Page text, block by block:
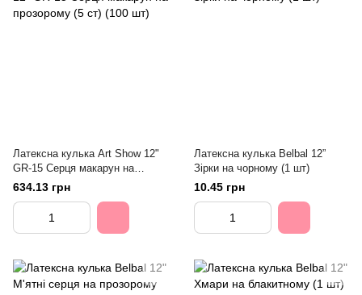
Латексна кулька Art Show 12"
GR-15 Серця макарун на
прозорому (5 ст) (100 шт)
634.13 грн
Латексна кулька Belbal 12”
Зірки на чорному (1 шт)
10.45 грн